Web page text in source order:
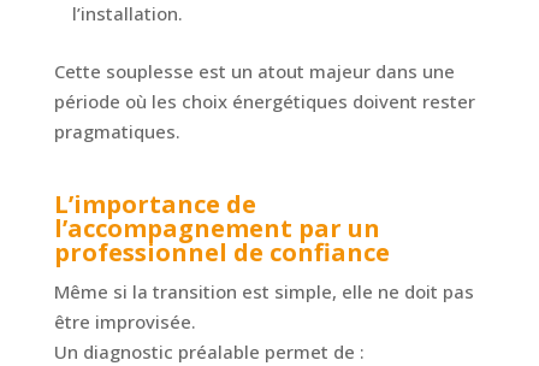
l’installation.
Cette souplesse est un atout majeur dans une
période où les choix énergétiques doivent rester
pragmatiques.
L’importance de
l’accompagnement par un
professionnel de confiance
Même si la transition est simple, elle ne doit pas
être improvisée.
Un diagnostic préalable permet de :